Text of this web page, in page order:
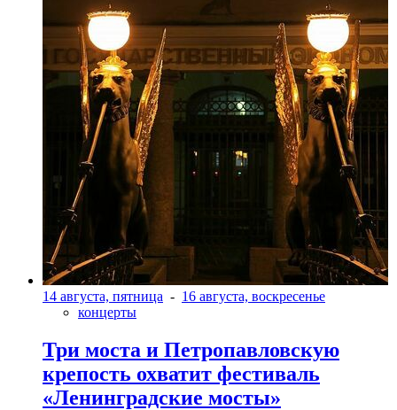
14 августа, пятница - 16 августа, воскресенье
концерты
Три моста и Петропавловскую
крепость охватит фестиваль
«Ленинградские мосты»